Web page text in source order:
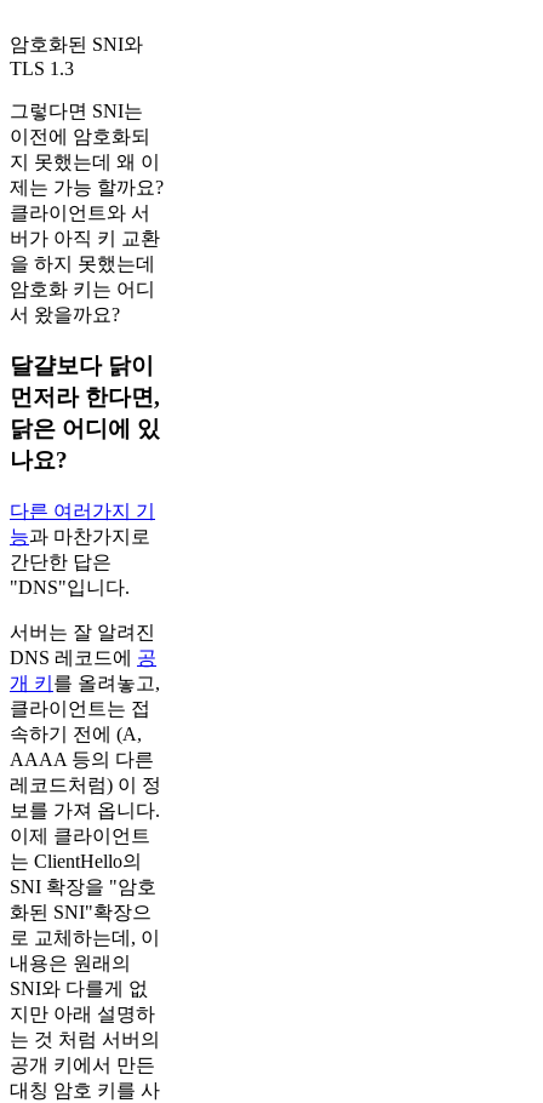
암호화된 SNI와
TLS 1.3​
그렇다면 SNI는
이전에 암호화되
지 못했는데 왜 이
제는 가능 할까요?
클라이언트와 서
버가 아직 키 교환
을 하지 못했는데
암호화 키는 어디
서 왔을까요?
달걀보다 닭이
먼저라 한다면,
닭은 어디에 있
나요?
다른 여러가지 기
능과 마찬가지로
간단한 답은
"DNS"입니다.
서버는 잘 알려진
DNS 레코드에 공
개 키 를 올려놓고,
클라이언트는 접
속하기 전에 (A,
AAAA 등의 다른
레코드처럼) 이 정
보를 가져 옵니다.
이제 클라이언트
는 ClientHello의
SNI 확장을 "암호
화된 SNI"확장으
로 교체하는데, 이
내용은 원래의
SNI와 다를게 없
지만 아래 설명하
는 것 처럼 서버의
공개 키에서 만든
대칭 암호 키를 사